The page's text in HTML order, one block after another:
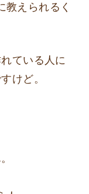
教えられるく
ている人に
けど。